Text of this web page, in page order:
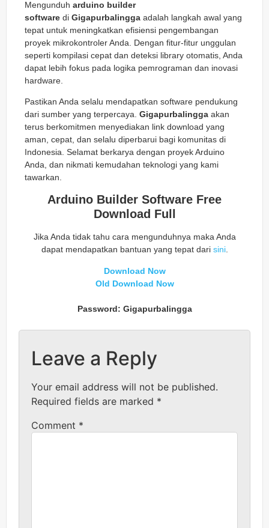
Mengunduh arduino builder
software di Gigapurbalingga adalah langkah awal yang
tepat untuk meningkatkan efisiensi pengembangan
proyek mikrokontroler Anda. Dengan fitur-fitur unggulan
seperti kompilasi cepat dan deteksi library otomatis, Anda
dapat lebih fokus pada logika pemrograman dan inovasi
hardware.
Pastikan Anda selalu mendapatkan software pendukung
dari sumber yang terpercaya. Gigapurbalingga akan
terus berkomitmen menyediakan link download yang
aman, cepat, dan selalu diperbarui bagi komunitas di
Indonesia. Selamat berkarya dengan proyek Arduino
Anda, dan nikmati kemudahan teknologi yang kami
tawarkan.
Arduino Builder Software Free
Download Full
Jika Anda tidak tahu cara mengunduhnya maka Anda
dapat mendapatkan bantuan yang tepat dari sini.
Download Now
Old Download Now
Password: Gigapurbalingga
Leave a Reply
Your email address will not be published.
Required fields are marked *
Comment *